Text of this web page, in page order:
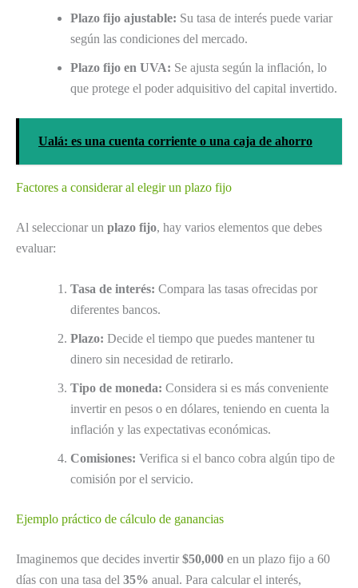
Plazo fijo ajustable: Su tasa de interés puede variar
según las condiciones del mercado.
Plazo fijo en UVA: Se ajusta según la inflación, lo
que protege el poder adquisitivo del capital invertido.
Ualá: es una cuenta corriente o una caja de ahorro
Factores a considerar al elegir un plazo fijo
Al seleccionar un plazo fijo, hay varios elementos que debes
evaluar:
Tasa de interés: Compara las tasas ofrecidas por
diferentes bancos.
Plazo: Decide el tiempo que puedes mantener tu
dinero sin necesidad de retirarlo.
Tipo de moneda: Considera si es más conveniente
invertir en pesos o en dólares, teniendo en cuenta la
inflación y las expectativas económicas.
Comisiones: Verifica si el banco cobra algún tipo de
comisión por el servicio.
Ejemplo práctico de cálculo de ganancias
Imaginemos que decides invertir $50,000 en un plazo fijo a 60
días con una tasa del 35% anual. Para calcular el interés,